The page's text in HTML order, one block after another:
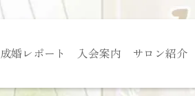
婚レポート 入会案内 サロン紹介